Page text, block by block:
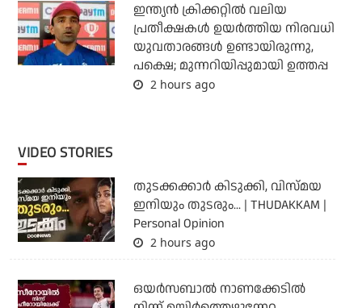
ഇന്ത്യന്‍ ക്രിക്കറ്റില്‍ വലിയ
പ്രതീക്ഷകള്‍ ഉയര്‍ത്തിയ നിരവധി
യുവതാരങ്ങള്‍ ഉണ്ടായിരുന്നു,
പക്ഷെ; മുന്നറിയിപ്പുമായി ഉത്തപ്പ
2 hours ago
VIDEO STORIES
തുടക്കക്കാര്‍ കിടുക്കി, വിസ്മയ
ഇനിയും തുടരും... | THUDAKKAM |
Personal Opinion
2 hours ago
ഒയര്‍സബാൽ നാണക്കേടിൽ